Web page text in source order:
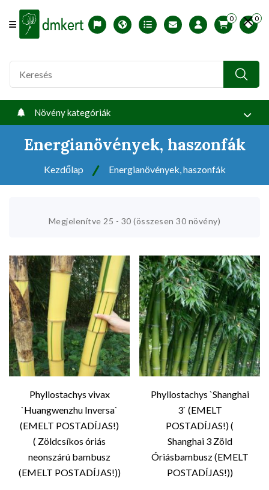
Offcanvas Menu Open
English version
Télállósági zónák
Nyomtatható ABC árjegyzék
Profilom
0 0
Növény kategóriák
Energianövények, haszonfák
Kezdőlap Energianövények, haszonfák
Megjelenítve 25 - 30 (összesen 30 növény)
Phyllostachys vivax
`Huangwenzhu Inversa`
(EMELT POSTADÍJAS!)
( Zöldcsíkos óriás
neonszárú bambusz
(EMELT POSTADÍJAS!))
Phyllostachys `Shanghai
3` (EMELT
POSTADÍJAS!) (
Shanghai 3 Zöld
Óriásbambusz (EMELT
POSTADÍJAS!))